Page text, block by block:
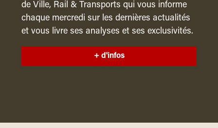
de Ville, Rail & Transports qui vous informe
chaque mercredi sur les dernières actualités
et vous livre ses analyses et ses exclusivités.
+ d'infos